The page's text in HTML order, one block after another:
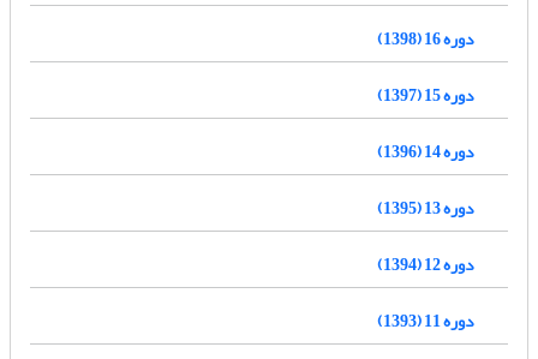
دوره 16 (1398)
دوره 15 (1397)
دوره 14 (1396)
دوره 13 (1395)
دوره 12 (1394)
دوره 11 (1393)